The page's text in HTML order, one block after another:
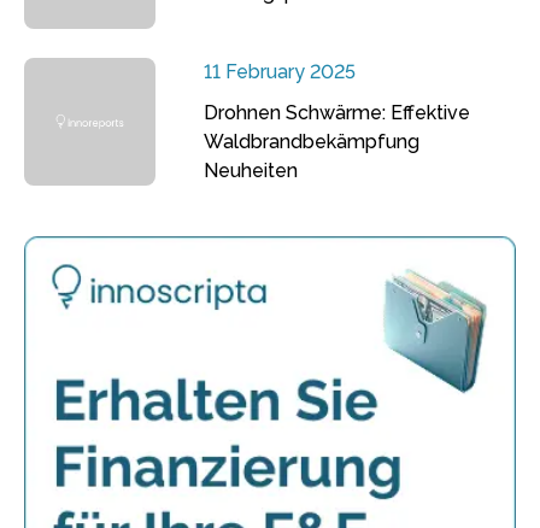
11 February 2025
Drohnen Schwärme: Effektive
Waldbrandbekämpfung
Neuheiten